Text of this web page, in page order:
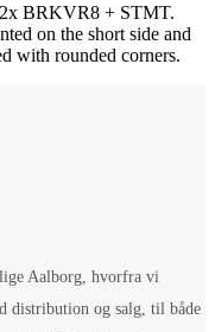
2x BRKVR8 + STMT.
on the short side and
with rounded corners.
Aalborg, hvorfra vi
distribution og salg, til både